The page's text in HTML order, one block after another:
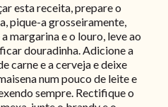
esta receita, prepare o
pique-a grosseiramente,
margarina e o louro, leve ao
douradinha. Adicione a
carne e a cerveja e deixe
num pouco de leite e
sempre. Rectifique o